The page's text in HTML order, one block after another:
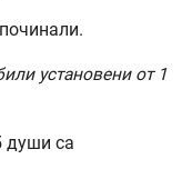
установени от 1
души са